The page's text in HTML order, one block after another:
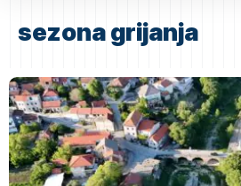
sezona grijanja